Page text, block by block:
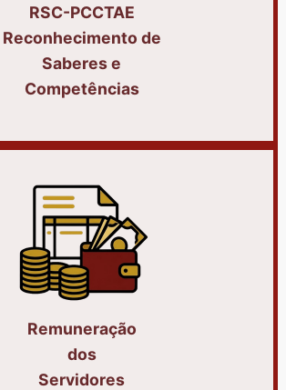
RSC-PCCTAE
Reconhecimento de
Saberes e
Competências
Remuneração
dos
Servidores